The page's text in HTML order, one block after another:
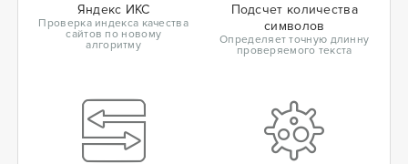
Яндекс ИКС
Проверка индекса качества
сайтов по новому
алгоритму
Подсчет количества
символов
Определяет точную длинну
проверяемого текста